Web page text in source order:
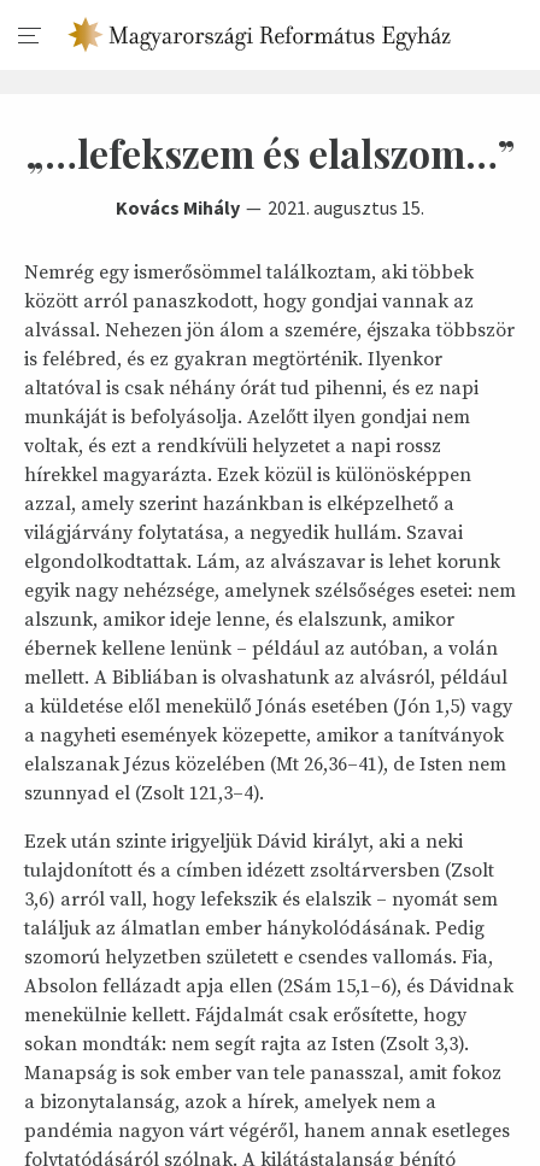
„…lefekszem és elalszom…”
Kovács Mihály 2021. augusztus 15.
Nemrég egy ismerősömmel találkoztam, aki többek
között arról panaszkodott, hogy gondjai vannak az
alvással. Nehezen jön álom a szemére, éjszaka többször
is felébred, és ez gyakran megtörténik. Ilyenkor
altatóval is csak néhány órát tud pihenni, és ez napi
munkáját is befolyásolja. Azelőtt ilyen gondjai nem
voltak, és ezt a rendkívüli helyzetet a napi rossz
hírekkel magyarázta. Ezek közül is különösképpen
azzal, amely szerint hazánkban is elképzelhető a
világjárvány folytatása, a negyedik hullám. Szavai
elgondolkodtattak. Lám, az alvászavar is lehet korunk
egyik nagy nehézsége, amelynek szélsőséges esetei: nem
alszunk, amikor ideje lenne, és elalszunk, amikor
ébernek kellene lenünk – például az autóban, a volán
mellett. A Bibliában is olvashatunk az alvásról, például
a küldetése elől menekülő Jónás esetében (Jón 1,5) vagy
a nagyheti események közepette, amikor a tanítványok
elalszanak Jézus közelében (Mt 26,36–41), de Isten nem
szunnyad el (Zsolt 121,3–4).
Ezek után szinte irigyeljük Dávid királyt, aki a neki
tulajdonított és a címben idézett zsoltárversben (Zsolt
3,6) arról vall, hogy lefekszik és elalszik – nyomát sem
találjuk az álmatlan ember hánykolódásának. Pedig
szomorú helyzetben született e csendes vallomás. Fia,
Absolon fellázadt apja ellen (2Sám 15,1–6), és Dávidnak
menekülnie kellett. Fájdalmát csak erősítette, hogy
sokan mondták: nem segít rajta az Isten (Zsolt 3,3).
Manapság is sok ember van tele panasszal, amit fokoz
a bizonytalanság, azok a hírek, amelyek nem a
pandémia nagyon várt végéről, hanem annak esetleges
folytatódásáról szólnak. A kilátástalanság bénító